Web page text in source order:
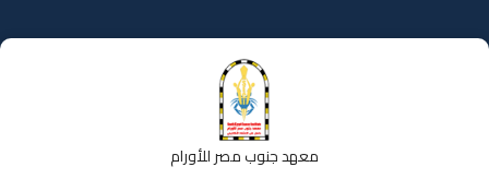
إلى
المحتوى
معهد جنوب مصر للأورام